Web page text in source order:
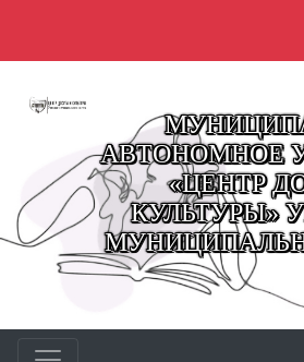
АВТОНОМНОЕ
«ЦЕНТР
КУЛЬТУРЫ»